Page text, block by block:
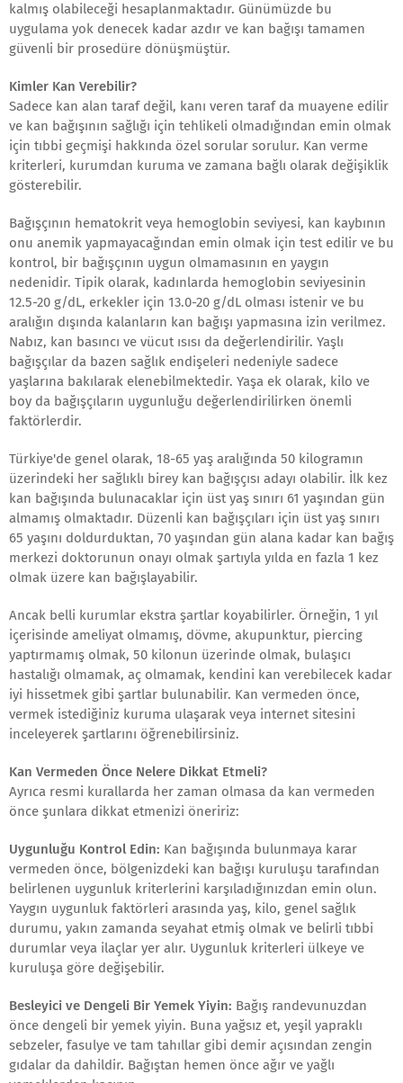
kalmış olabileceği hesaplanmaktadır. Günümüzde bu
uygulama yok denecek kadar azdır ve kan bağışı tamamen
güvenli bir prosedüre dönüşmüştür.
Kimler Kan Verebilir?
Sadece kan alan taraf değil, kanı veren taraf da muayene edilir
ve kan bağışının sağlığı için tehlikeli olmadığından emin olmak
için tıbbi geçmişi hakkında özel sorular sorulur. Kan verme
kriterleri, kurumdan kuruma ve zamana bağlı olarak değişiklik
gösterebilir.
Bağışçının hematokrit veya hemoglobin seviyesi, kan kaybının
onu anemik yapmayacağından emin olmak için test edilir ve bu
kontrol, bir bağışçının uygun olmamasının en yaygın
nedenidir. Tipik olarak, kadınlarda hemoglobin seviyesinin
12.5-20 g/dL, erkekler için 13.0-20 g/dL olması istenir ve bu
aralığın dışında kalanların kan bağışı yapmasına izin verilmez.
Nabız, kan basıncı ve vücut ısısı da değerlendirilir. Yaşlı
bağışçılar da bazen sağlık endişeleri nedeniyle sadece
yaşlarına bakılarak elenebilmektedir. Yaşa ek olarak, kilo ve
boy da bağışçıların uygunluğu değerlendirilirken önemli
faktörlerdir.
Türkiye'de genel olarak, 18-65 yaş aralığında 50 kilogramın
üzerindeki her sağlıklı birey kan bağışçısı adayı olabilir. İlk kez
kan bağışında bulunacaklar için üst yaş sınırı 61 yaşından gün
almamış olmaktadır. Düzenli kan bağışçıları için üst yaş sınırı
65 yaşını doldurduktan, 70 yaşından gün alana kadar kan bağış
merkezi doktorunun onayı olmak şartıyla yılda en fazla 1 kez
olmak üzere kan bağışlayabilir.
Ancak belli kurumlar ekstra şartlar koyabilirler. Örneğin, 1 yıl
içerisinde ameliyat olmamış, dövme, akupunktur, piercing
yaptırmamış olmak, 50 kilonun üzerinde olmak, bulaşıcı
hastalığı olmamak, aç olmamak, kendini kan verebilecek kadar
iyi hissetmek gibi şartlar bulunabilir. Kan vermeden önce,
vermek istediğiniz kuruma ulaşarak veya internet sitesini
inceleyerek şartlarını öğrenebilirsiniz.
Kan Vermeden Önce Nelere Dikkat Etmeli?
Ayrıca resmi kurallarda her zaman olmasa da kan vermeden
önce şunlara dikkat etmenizi öneririz:
Uygunluğu Kontrol Edin: Kan bağışında bulunmaya karar
vermeden önce, bölgenizdeki kan bağışı kuruluşu tarafından
belirlenen uygunluk kriterlerini karşıladığınızdan emin olun.
Yaygın uygunluk faktörleri arasında yaş, kilo, genel sağlık
durumu, yakın zamanda seyahat etmiş olmak ve belirli tıbbi
durumlar veya ilaçlar yer alır. Uygunluk kriterleri ülkeye ve
kuruluşa göre değişebilir.
Besleyici ve Dengeli Bir Yemek Yiyin: Bağış randevunuzdan
önce dengeli bir yemek yiyin. Buna yağsız et, yeşil yapraklı
sebzeler, fasulye ve tam tahıllar gibi demir açısından zengin
gıdalar da dahildir. Bağıştan hemen önce ağır ve yağlı